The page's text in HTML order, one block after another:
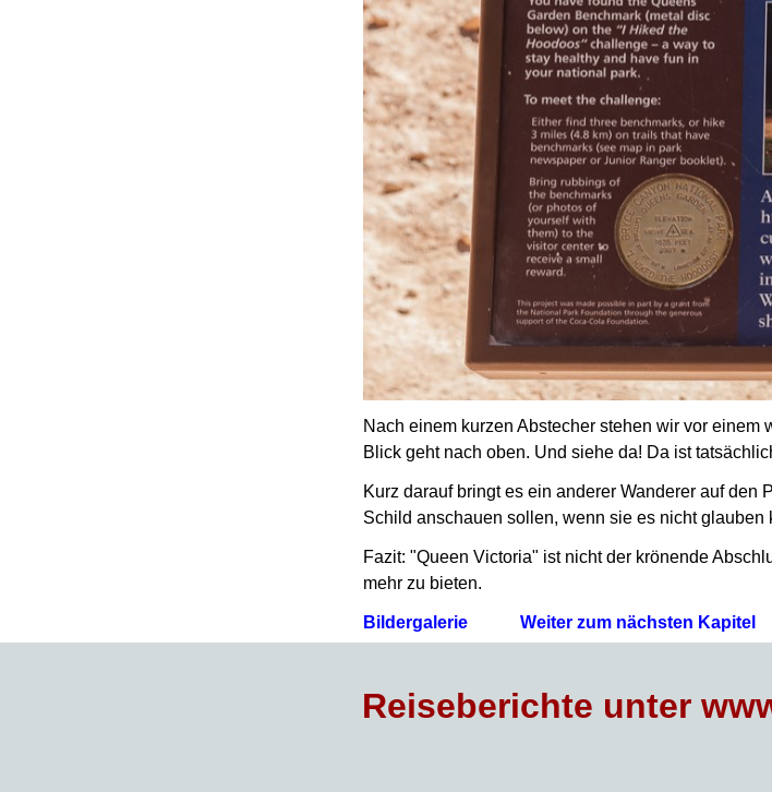
Nach einem kurzen Abstecher stehen wir vor
Blick geht nach oben. Und siehe da! Da ist
Kurz darauf bringt es ein anderer Wanderer auf
Schild anschauen sollen, wenn sie es nicht glauben
Fazit: "Queen Victoria" ist nicht der krönende
mehr zu bieten.
Bildergalerie Weiter zum nächsten Kapitel
Reiseberichte unter